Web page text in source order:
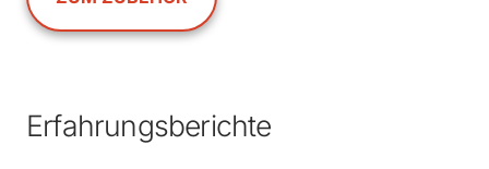
Erfahrungsberichte